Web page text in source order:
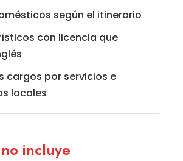
según el itinerario
con licencia que
cargos por servicios e
locales
incluye